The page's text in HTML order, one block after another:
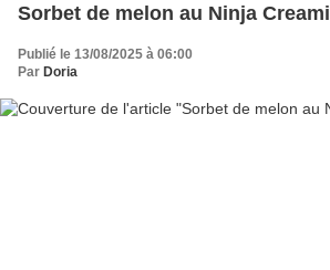
Sorbet de melon au Ninja Creami
Publié le 13/08/2025 à 06:00
Par Doria